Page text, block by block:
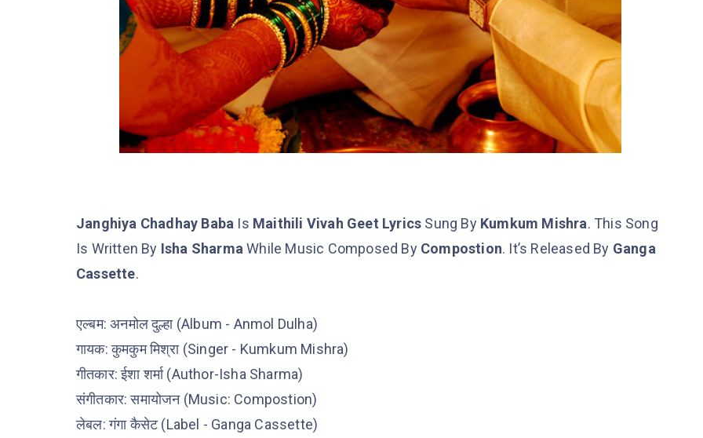
Janghiya Chadhay Baba Is Maithili Vivah Geet Lyrics Sung By Kumkum Mishra. This Song
Is Written By Isha Sharma While Music Composed By Compostion. It’s Released By Ganga
Cassette.
एल्बम: अनमोल दुल्हा (Album - Anmol Dulha)
गायक: कुमकुम मिश्रा (Singer - Kumkum Mishra)
गीतकार: ईशा शर्मा (Author-Isha Sharma)
संगीतकार: समायोजन (Music: Compostion)
लेबल: गंगा कैसेट (Label - Ganga Cassette)